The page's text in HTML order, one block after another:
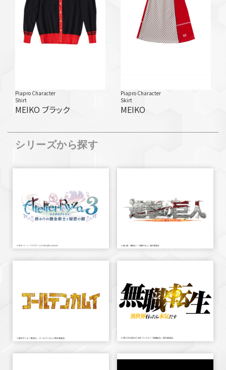
Piapro Character
Shirt
MEIKO ブラック
Piapro Character
Skirt
MEIKO
シリーズから探す